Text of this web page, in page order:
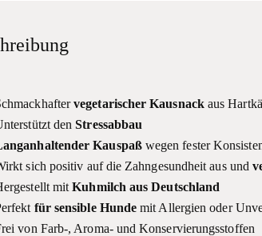
vegetarischer Kausnack aus
denStressabbau
Kauspaßwegen fester
sich positiv auf die Zahngesundheit aus und
mitKuhmilch aus Deutschland
für sensible Hundemit Allergien oder
von Farb-, Aroma- und Konservierungsstoffen